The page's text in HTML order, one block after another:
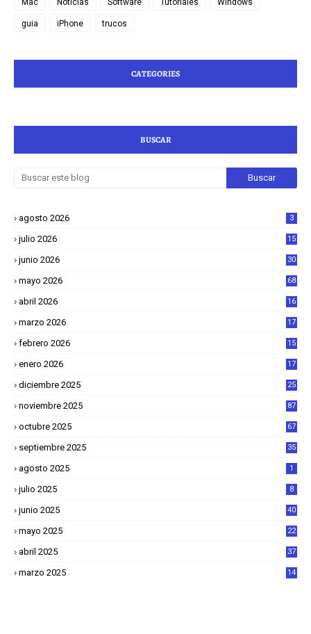
guia iPhone trucos
CATEGORIES
BUSCAR
agosto 2026 3
julio 2026 15
junio 2026 30
mayo 2026 68
abril 2026
16
marzo 2026
17
febrero 2026
15
enero 2026
17
diciembre 2025
25
noviembre 2025 87
octubre 2025 67
septiembre 2025 35
agosto 2025 1
julio 2025 8
junio 2025 40
mayo 2025
22
abril 2025
37
marzo 2025
14